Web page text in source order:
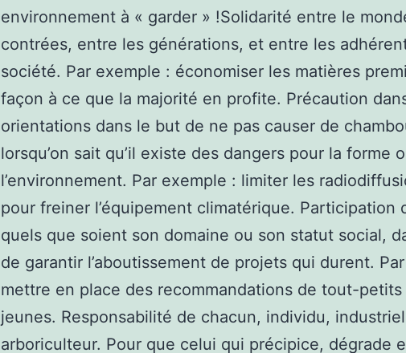
environnement à « garder » !Solidarité entre le
contrées, entre les générations, et entre les
société. Par exemple : économiser les matières
façon à ce que la majorité en profite. Précaution
orientations dans le but de ne pas causer de
lorsqu’on sait qu’il existe des dangers pour la forme
l’environnement. Par exemple : limiter les
pour freiner l’équipement climatérique. Participation
quels que soient son domaine ou son statut social,
de garantir l’aboutissement de projets qui durent.
mettre en place des recommandations de tout-
jeunes. Responsabilité de chacun, individu,
arboriculteur. Pour que celui qui précipice, dégrade